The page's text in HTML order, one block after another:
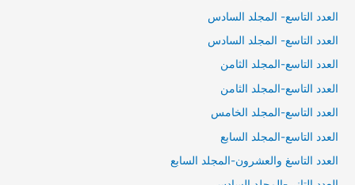
العدد التاسع- المجلد السادس
العدد التاسع- المجلد السادس
العدد التاسع-المجلد الثامن
العدد التاسع-المجلد الثامن
العدد التاسع-المجلد الخامس
العدد التاسع-المجلد السابع
العدد التاسغ والعشرون-المجلد السابع